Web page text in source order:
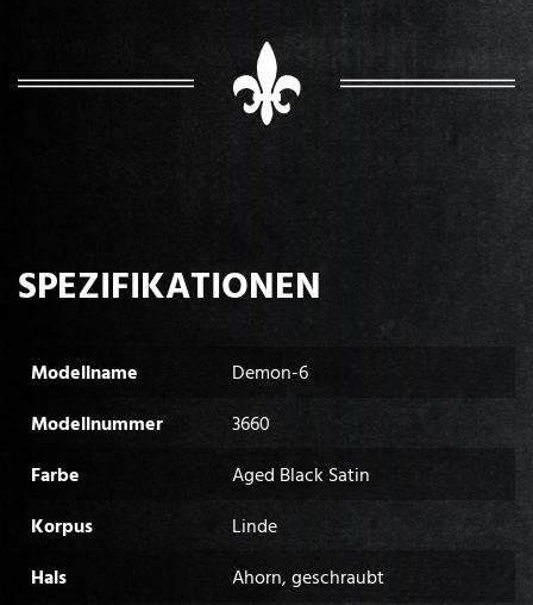
SPEZIFIKATIONEN
Modellname
Demon-6
Modellnummer
3660
Farbe
Aged Black Satin
Korpus
Linde
Hals
Ahorn, geschraubt